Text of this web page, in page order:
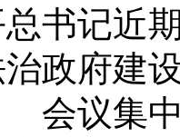
书记近
政府建
议集中